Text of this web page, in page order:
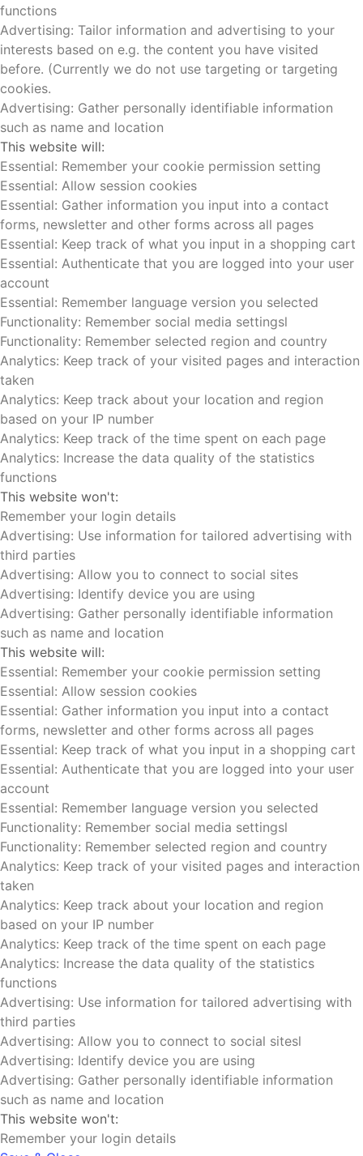
functions
Advertising: Tailor information and advertising to your
interests based on e.g. the content you have visited
before. (Currently we do not use targeting or targeting
cookies.
Advertising: Gather personally identifiable information
such as name and location
This website will:
Essential: Remember your cookie permission setting
Essential: Allow session cookies
Essential: Gather information you input into a contact
forms, newsletter and other forms across all pages
Essential: Keep track of what you input in a shopping cart
Essential: Authenticate that you are logged into your user
account
Essential: Remember language version you selected
Functionality: Remember social media settingsl
Functionality: Remember selected region and country
Analytics: Keep track of your visited pages and interaction
taken
Analytics: Keep track about your location and region
based on your IP number
Analytics: Keep track of the time spent on each page
Analytics: Increase the data quality of the statistics
functions
This website won't:
Remember your login details
Advertising: Use information for tailored advertising with
third parties
Advertising: Allow you to connect to social sites
Advertising: Identify device you are using
Advertising: Gather personally identifiable information
such as name and location
This website will:
Essential: Remember your cookie permission setting
Essential: Allow session cookies
Essential: Gather information you input into a contact
forms, newsletter and other forms across all pages
Essential: Keep track of what you input in a shopping cart
Essential: Authenticate that you are logged into your user
account
Essential: Remember language version you selected
Functionality: Remember social media settingsl
Functionality: Remember selected region and country
Analytics: Keep track of your visited pages and interaction
taken
Analytics: Keep track about your location and region
based on your IP number
Analytics: Keep track of the time spent on each page
Analytics: Increase the data quality of the statistics
functions
Advertising: Use information for tailored advertising with
third parties
Advertising: Allow you to connect to social sitesl
Advertising: Identify device you are using
Advertising: Gather personally identifiable information
such as name and location
This website won't:
Remember your login details